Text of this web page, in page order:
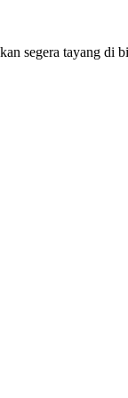
segera tayang di